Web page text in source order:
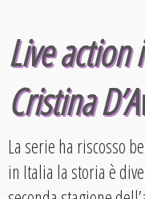
Live action
Cristina
La serie ha riscosso
in Italia la storia è